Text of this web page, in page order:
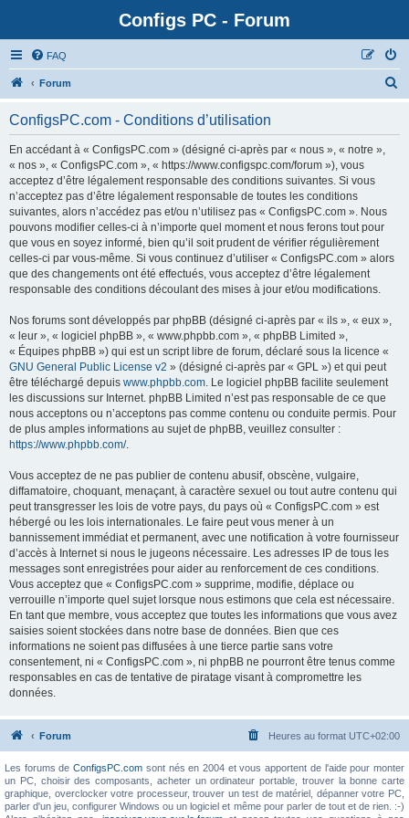
Configs PC - Forum
FAQ
Forum
ConfigsPC.com - Conditions d’utilisation
En accédant à « ConfigsPC.com » (désigné ci-après par « nous », « notre »,
« nos », « ConfigsPC.com », « https://www.configspc.com/forum »), vous
acceptez d’être légalement responsable des conditions suivantes. Si vous
n’acceptez pas d’être légalement responsable de toutes les conditions
suivantes, alors n’accédez pas et/ou n’utilisez pas « ConfigsPC.com ». Nous
pouvons modifier celles-ci à n’importe quel moment et nous ferons tout pour
que vous en soyez informé, bien qu’il soit prudent de vérifier régulièrement
celles-ci par vous-même. Si vous continuez d’utiliser « ConfigsPC.com » alors
que des changements ont été effectués, vous acceptez d’être légalement
responsable des conditions découlant des mises à jour et/ou modifications.
Nos forums sont développés par phpBB (désigné ci-après par « ils », « eux »,
« leur », « logiciel phpBB », « www.phpbb.com », « phpBB Limited »,
« Équipes phpBB ») qui est un script libre de forum, déclaré sous la licence «
GNU General Public License v2 » (désigné ci-après par « GPL ») et qui peut
être téléchargé depuis www.phpbb.com. Le logiciel phpBB facilite seulement
les discussions sur Internet. phpBB Limited n’est pas responsable de ce que
nous acceptons ou n’acceptons pas comme contenu ou conduite permis. Pour
de plus amples informations au sujet de phpBB, veuillez consulter :
https://www.phpbb.com/.
Vous acceptez de ne pas publier de contenu abusif, obscène, vulgaire,
diffamatoire, choquant, menaçant, à caractère sexuel ou tout autre contenu qui
peut transgresser les lois de votre pays, du pays où « ConfigsPC.com » est
hébergé ou les lois internationales. Le faire peut vous mener à un
bannissement immédiat et permanent, avec une notification à votre fournisseur
d’accès à Internet si nous le jugeons nécessaire. Les adresses IP de tous les
messages sont enregistrées pour aider au renforcement de ces conditions.
Vous acceptez que « ConfigsPC.com » supprime, modifie, déplace ou
verrouille n’importe quel sujet lorsque nous estimons que cela est nécessaire.
En tant que membre, vous acceptez que toutes les informations que vous avez
saisies soient stockées dans notre base de données. Bien que ces
informations ne soient pas diffusées à une tierce partie sans votre
consentement, ni « ConfigsPC.com », ni phpBB ne pourront être tenus comme
responsables en cas de tentative de piratage visant à compromettre les
données.
Forum Heures au format UTC+02:00
Les forums deConfigsPC.com sont nés en 2004 et vous apportent de l'aide pour monter
un PC, choisir des composants, acheter un ordinateur portable, trouver la bonne carte
graphique, overclocker votre processeur, trouver un test de matériel, dépanner votre PC,
parler d'un jeu, configurer Windows ou un logiciel et même pour parler de tout et de rien. :-)